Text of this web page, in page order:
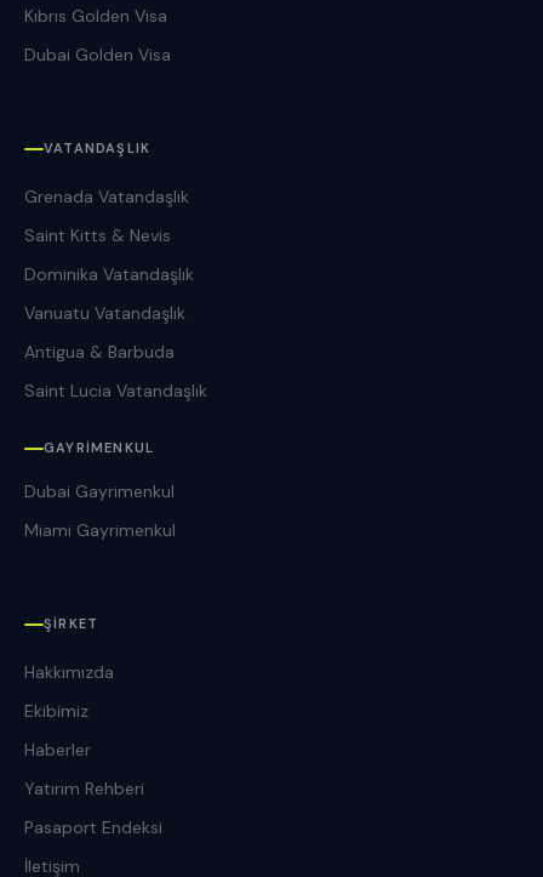
Kıbrıs Golden Visa
Dubai Golden Visa
VATANDAŞLIK
Grenada Vatandaşlık
Saint Kitts & Nevis
Dominika Vatandaşlık
Vanuatu Vatandaşlık
Antigua & Barbuda
Saint Lucia Vatandaşlık
GAYRIMENKUL
Dubai Gayrimenkul
Miami Gayrimenkul
ŞIRKET
Hakkımızda
Ekibimiz
Haberler
Yatırım Rehberi
Pasaport Endeksi
İletişim